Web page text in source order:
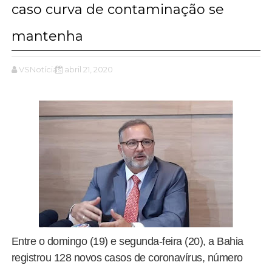
caso curva de contaminação se
mantenha
VSNotícias abril 21, 2020
Entre o domingo (19) e segunda-feira (20), a Bahia
registrou 128 novos casos de coronavírus, número